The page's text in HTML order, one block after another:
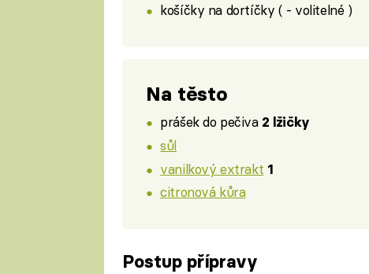
košíčky na dortíčky ( - volitelné )
Na těsto
prášek do pečiva 2 lžičky
sůl
vanilkový extrakt 1
citronová kůra
Postup přípravy